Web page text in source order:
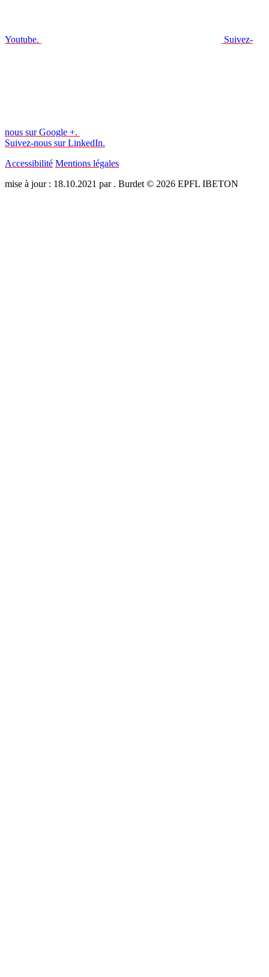
Youtube. Suivez-
nous sur Google +.
Suivez-nous sur LinkedIn.
Accessibilité Mentions légales
mise à jour : 18.10.2021 par . Burdet © 2026 EPFL IBETON